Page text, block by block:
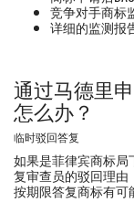
竞争对手商标
详细的监测报
通过马德里
怎么办？
临时驳回答复
如果是菲律宾商标
复审查员的驳回理
按期限答复商标有可